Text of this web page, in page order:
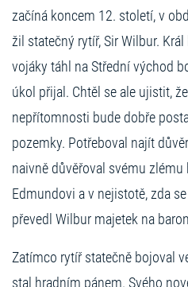
začíná koncem 12. století, v
žil statečný rytíř, Sir Wilbur.
vojáky táhl na Střední východ
úkol přijal. Chtěl se ale ujistit,
nepřítomnosti bude dobře
pozemky. Potřeboval najít
naivně důvěřoval svému zlému
Edmundovi a v nejistotě, zda
převedl Wilbur majetek na
Zatímco rytíř statečně bojoval
stal hradním pánem. Svého